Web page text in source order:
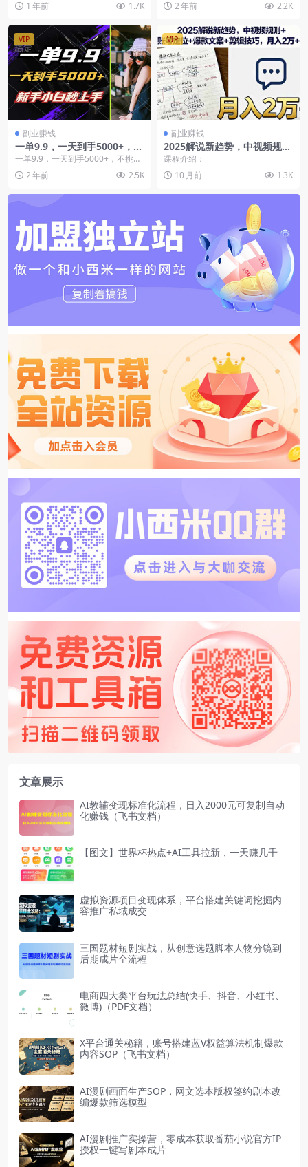
符合各大平台画风，属...
1 年前 1.7K
是非常强悍的不用担心...
2 年前 2.2K
VIP
副业赚钱
一单9.9，一天到手5000+，不
挑人，小白当天上手，制作作
一单9.9，一天到手5000+，不挑
人，小白当天上手，制作作品只需1
分钟2 年前 2.5K
VIP
副业赚钱
2025解说新趋势，中视频规则
+账号定位+爆款文案+剪辑技
课程介绍：
10 月前
1.3K
文章展示
AI教辅变现标准化流程，日入2000元可复制自动
化赚钱（飞书文档）
【图文】世界杯热点+AI工具拉新，一天赚几千
虚拟资源项目变现体系，平台搭建关键词挖掘内
容推广私域成交
三国题材短剧实战，从创意选题脚本人物分镜到
后期成片全流程
电商四大类平台玩法总结(快手、抖音、小红书、
微博)（PDF文档）
X平台通关秘籍，账号搭建蓝V权益算法机制爆款
内容SOP（飞书文档）
AI漫剧画面生产SOP，网文选本版权签约剧本改
编爆款筛选模型
AI漫剧推广实操营，零成本获取番茄小说官方IP
授权一键写剧本成片